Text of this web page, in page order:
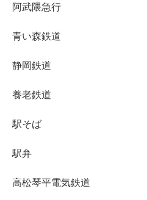
阿武隈急行
青い森鉄道
静岡鉄道
養老鉄道
駅そば
駅弁
高松琴平電気鉄道